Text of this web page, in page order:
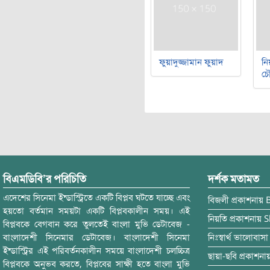
ফুয়াদুজ্জামান ফুয়াদ
বিএমডিবি’র পরিচিতি
এদেশের সিনেমা ইন্ডাস্ট্রিতে একটি বিপ্লব ঘটতে যাচ্ছে এবং
হয়তো বর্তমান সময়টা একটি বিপ্লবকালীন সময়। এই
বিপ্লবকে বেগবান করে তুলতেই বাংলা মুভি ডেটাবেজ -
বাংলাদেশী সিনেমার ডেটাবেজ। বাংলাদেশী সিনেমা
ইন্ডাস্ট্রির এই পরিবর্তনকালীন সময়ে বাংলাদেশী চলচ্চিত্র
বিপ্লবকে অনুভব করতে, বিপ্লবের সাক্ষী হতে বাংলা মুভি
দর্শক মতামত
বিজলী প্রকাশনায়
নিয়তি প্রকাশনায়
নিঃস্বার্থ ভালোবাসা
ছায়া-ছবি